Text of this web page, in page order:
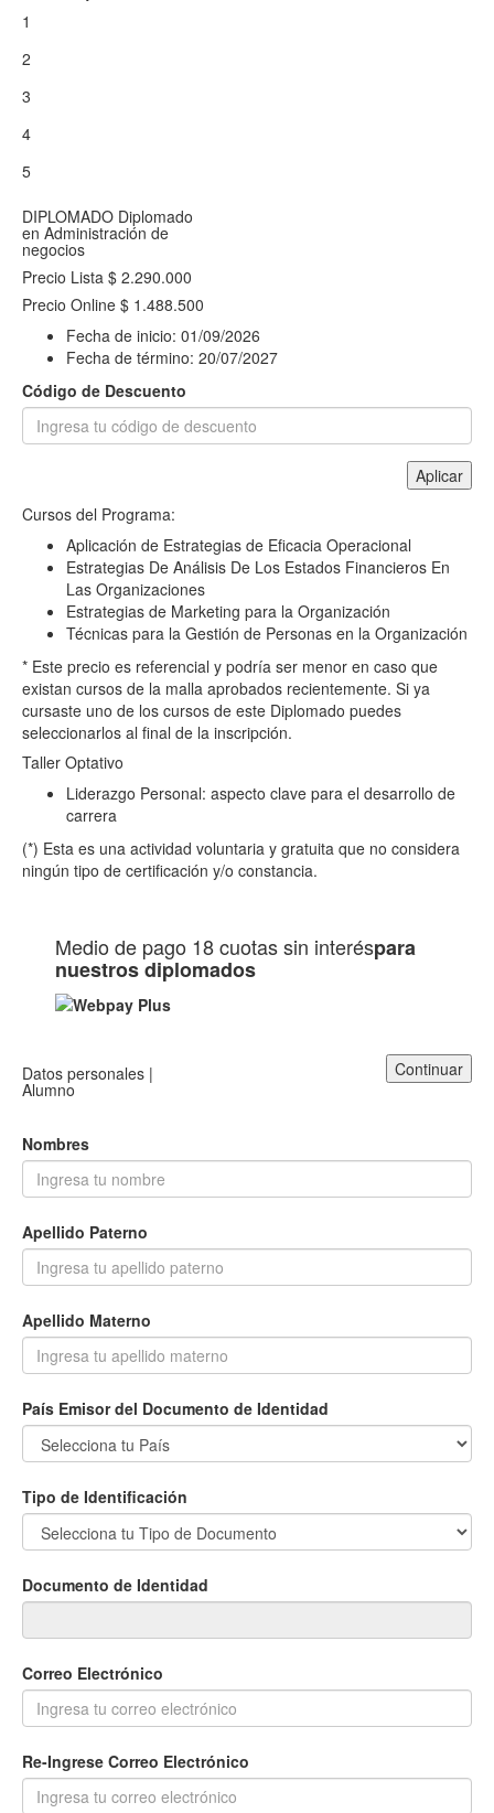
1
2
3
4
5
DIPLOMADO Diplomado
en Administración de
negocios
Precio Lista $ 2.290.000
Precio Online $ 1.488.500
Fecha de inicio: 01/09/2026
Fecha de término: 20/07/2027
Código de Descuento
Aplicar
Cursos del Programa:
Aplicación de Estrategias de Eficacia Operacional
Estrategias De Análisis De Los Estados Financieros En
Las Organizaciones
Estrategias de Marketing para la Organización
Técnicas para la Gestión de Personas en la Organización
* Este precio es referencial y podría ser menor en caso que
existan cursos de la malla aprobados recientemente. Si ya
cursaste uno de los cursos de este Diplomado puedes
seleccionarlos al final de la inscripción.
Taller Optativo
Liderazgo Personal: aspecto clave para el desarrollo de
carrera
(*) Esta es una actividad voluntaria y gratuita que no considera
ningún tipo de certificación y/o constancia.
Medio de pago 18 cuotas sin interéspara
nuestros diplomados
Continuar
Datos personales |
Alumno
Nombres
Apellido Paterno
Apellido Materno
País Emisor del Documento de Identidad
Tipo de Identificación
Documento de Identidad
Correo Electrónico
Re-Ingrese Correo Electrónico